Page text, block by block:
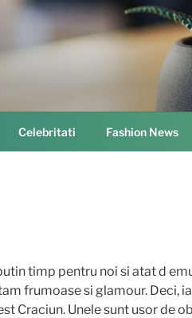
Celebritati Fashion News
timp pentru noi si atat d
frumoase si glamour. Deci,
Craciun. Unele sunt usor de